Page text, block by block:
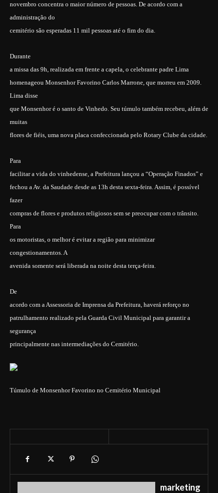
novembro concentra o maior número de pessoas. De acordo com a
administração do
cemitério são esperadas 11 mil pessoas até o fim do dia.
Durante
a missa das 9h, realizada em frente a capela, o celebrante padre Lima
homenageou Monsenhor Favorino Carlos Marrone, que morreu em 2009.
Lima disse
que Monsenhor é o santo de Vinhedo. Seu túmulo também recebeu, além de
muitas
flores de fiéis, uma nova placa confeccionada pelo Rotary Clube da cidade.
Para
facilitar a vida do vinhedense, a Prefeitura lançou a “Operação Finados” e
fechou a Av. da Saudade desde as 13h desta sexta-feira. Assim, é possível
fazer
compras de flores e produtos religiosos sem se preocupar com o trânsito.
Para
os motoristas, o melhor é evitar a região para minimizar
congestionamentos. A
avenida somente será liberada na noite desta terça-feira.
De
acordo com a Assessoria de Imprensa da Prefeitura, haverá reforço no
patrulhamento realizado pela Guarda Civil Municipal para garantir a
segurança
principalmente nas intermediações do Cemitério.
Túmulo de Monsenhor Favorino no Cemitério Municipal
marketing